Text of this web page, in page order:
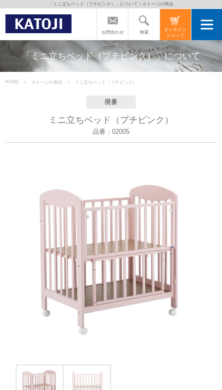
トップページ
カトージの商品
カトージについて
よくあるご質問
会社案内
お問い合わせ
チャイルドシートユーザー登録
お問合わせ 検索
オンライン
ショップ
「ミニ立ちベッド（プチピンク）」について｜カトージの商品
「ミニ立ちベッド（プチピンク）」について
HOME カトージの商品 ミニ立ちベッド（プチピンク）
廃番
ミニ立ちベッド（プチピンク）
品番：02005